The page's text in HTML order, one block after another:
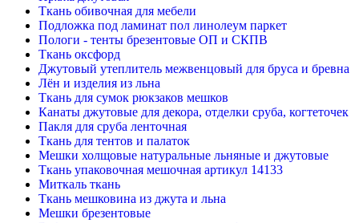
Ткань обивочная для мебели
Подложка под ламинат пол линолеум паркет
Пологи - тенты брезентовые ОП и СКПВ
Ткань оксфорд
Джутовый утеплитель межвенцовый для бруса и бревна
Лён и изделия из льна
Ткань для сумок рюкзаков мешков
Канаты джутовые для декора, отделки сруба, когтеточек
Пакля для сруба ленточная
Ткань для тентов и палаток
Мешки холщовые натуральные льняные и джутовые
Ткань упаковочная мешочная артикул 14133
Миткаль ткань
Ткань мешковина из джута и льна
Мешки брезентовые